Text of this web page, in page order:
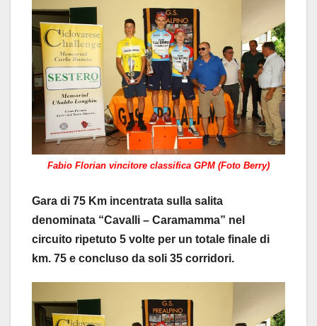
Fabio Florian vincitore classifica GPM (Foto Berry)
Gara di 75 Km incentrata sulla salita
denominata “Cavalli – Caramamma” nel
circuito ripetuto 5 volte per un totale finale di
km. 75 e concluso da soli 35 corridori.